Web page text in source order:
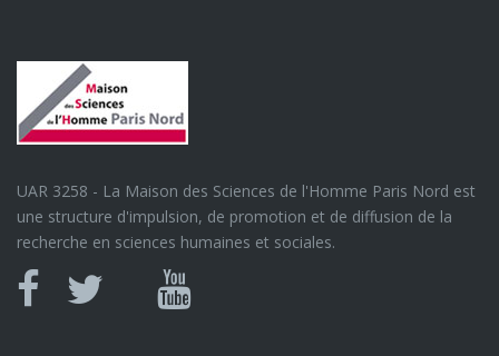
UAR 3258 - La Maison des Sciences de l'Homme Paris Nord est
une structure d'impulsion, de promotion et de diffusion de la
recherche en sciences humaines et sociales.
Canal